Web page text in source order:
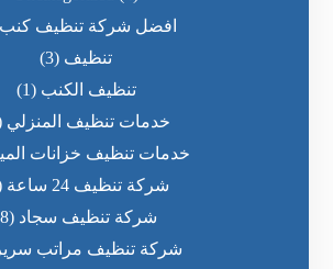
افضل شركة تنظيف كنب
تنظيف (3)
تنظيف الكنب (1)
خدمات تنظيف المنزلي
خدمات تنظيف خزانات
شركة تنظيف 24 ساعة
شركة تنظيف سجاد (8)
شركة تنظيف مراتب سرير